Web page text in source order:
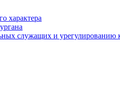
характера
служащих и урегулированию